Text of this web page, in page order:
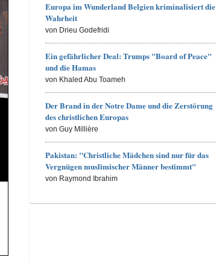
Europa im Wunderland Belgien kriminalisiert die
Wahrheit
von Drieu Godefridi
Ein gefährlicher Deal: Trumps "Board of Peace"
und die Hamas
von Khaled Abu Toameh
Der Brand in der Notre Dame und die Zerstörung
des christlichen Europas
von Guy Millière
Pakistan: "Christliche Mädchen sind nur für das
Vergnügen muslimischer Männer bestimmt"
von Raymond Ibrahim